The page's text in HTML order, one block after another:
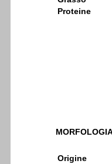
Proteine
Origine